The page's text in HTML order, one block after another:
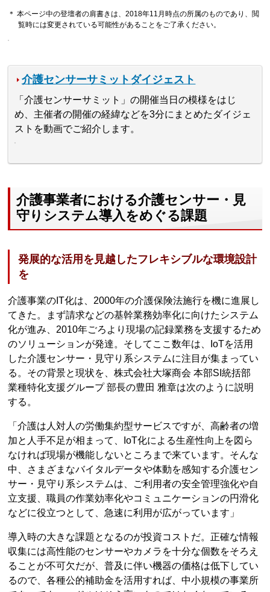
＊ 本ページ中の登壇者の肩書きは、2018年11月時点の所属のものであり、閲
覧時には変更されている可能性があることをご了承ください。
介護センサーサミットダイジェスト
「介護センサーサミット」の開催当日の模様をはじ
め、主催者の開催の経緯などを3分にまとめたダイジェ
ストを動画でご紹介します。
介護事業者における介護センサー・見
守りシステム導入をめぐる課題
発展的な活用を見越したフレキシブルな環境設計
を
介護事業のIT化は、2000年の介護保険法施行を機に進展し
てきた。まず請求などの基幹業務効率化に向けたシステム
化が進み、2010年ごろより現場の記録業務を支援するため
のソリューションが発達。そしてここ数年は、IoTを活用
した介護センサー・見守り系システムに注目が集まってい
る。その背景と現状を、株式会社大塚商会 本部SI統括部
業種特化支援グループ 部長の豊田 雅章は次のように説明
する。
「介護は人対人の労働集約型サービスですが、高齢者の増
加と人手不足が相まって、IoT化による生産性向上を図ら
なければ現場が機能しないところまで来ています。そんな
中、さまざまなバイタルデータや体動を感知する介護セン
サー・見守り系システムは、ご利用者の安全管理強化や自
立支援、職員の作業効率化やコミュニケーションの円滑化
などに役立つとして、急速に利用が広がっています」
導入時の大きな課題となるのが投資コストだ。正確な情報
収集には高性能のセンサーやカメラを十分な個数をそろえ
ることが不可欠だが、普及に伴い機器の価格は低下してい
るので、各種公的補助金を活用すれば、中小規模の事業所